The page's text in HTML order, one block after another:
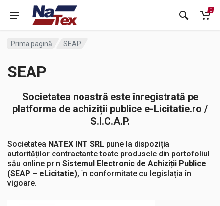
0
Prima pagină SEAP
SEAP
Societatea noastră este înregistrată pe
platforma de achiziții publice e-Licitatie.ro /
S.I.C.A.P.
Societatea NATEX INT SRL pune la dispoziția
autorităților contractante toate produsele din portofoliul
său online prin Sistemul Electronic de Achiziții Publice
(SEAP – eLicitatie), în conformitate cu legislația în
vigoare.